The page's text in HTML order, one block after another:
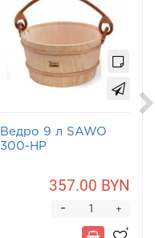
Ведро 9 л SAWO
300-НР
357.00 BYN
+
-